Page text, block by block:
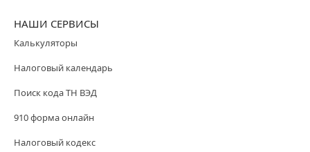
НАШИ СЕРВИСЫ
Калькуляторы
Налоговый календарь
Поиск кода ТН ВЭД
910 форма онлайн
Налоговый кодекс